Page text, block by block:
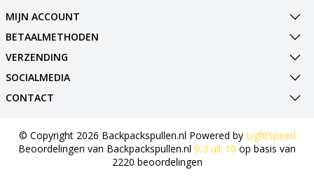
MIJN ACCOUNT
BETAALMETHODEN
VERZENDING
SOCIALMEDIA
CONTACT
© Copyright 2026 Backpackspullen.nl Powered by Lightspeed
Beoordelingen van Backpackspullen.nl 9,3 uit 10 op basis van
2220 beoordelingen